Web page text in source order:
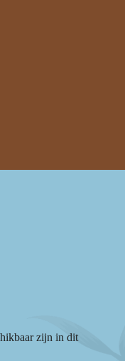
zijn in dit